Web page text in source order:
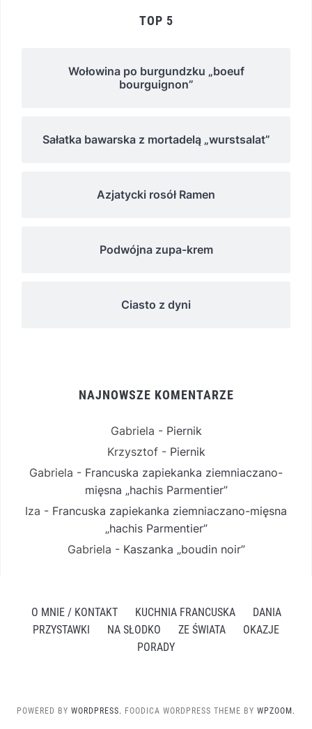
TOP 5
Wołowina po burgundzku „boeuf
bourguignon”
Sałatka bawarska z mortadelą „wurstsalat”
Azjatycki rosół Ramen
Podwójna zupa-krem
Ciasto z dyni
NAJNOWSZE KOMENTARZE
Gabriela - Piernik
Krzysztof- Piernik
Gabriela - Francuska zapiekanka ziemniaczano-
mięsna „hachis Parmentier”
Iza - Francuska zapiekanka ziemniaczano-mięsna
„hachis Parmentier”
Gabriela - Kaszanka „boudin noir”
O MNIE / KONTAKT KUCHNIA FRANCUSKA
DANIA
PRZYSTAWKI
NA SŁODKO ZE ŚWIATA
OKAZJE
PORADY
POWERED BY WORDPRESS. FOODICA WORDPRESS THEME BY WPZOOM.